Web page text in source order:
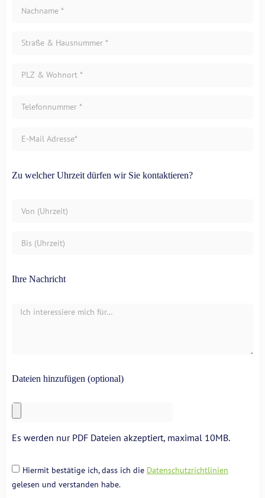
Zu welcher Uhrzeit dürfen wir Sie kontaktieren?
Ihre Nachricht
Dateien hinzufügen (optional)
Es werden nur PDF Dateien akzeptiert, maximal 10MB.
Hiermit bestätige ich, dass ich die Datenschutzrichtlinien
gelesen und verstanden habe.